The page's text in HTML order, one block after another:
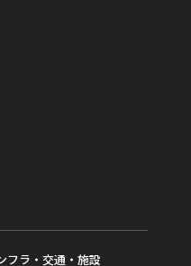
フラ・交通・施設